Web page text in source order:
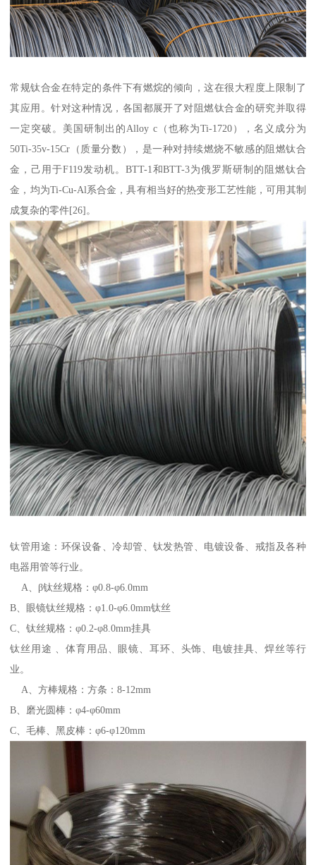
常规钛合金在特定的条件下有燃烷的倾向，这在很大程度上限制了
其应用。针对这种情况，各国都展开了对阻燃钛合金的研究并取得
一定突破。美国研制出的Alloy c（也称为Ti-1720），名义成分为
50Ti-35v-15Cr（质量分数），是一种对持续燃烧不敏感的阻燃钛合
金，己用于F119发动机。BTT-1和BTT-3为俄罗斯研制的阻燃钛合
金，均为Ti-Cu-Al系合金，具有相当好的热变形工艺性能，可用其制
成复杂的零件[26]。
钛管用途：环保设备、冷却管、钛发热管、电镀设备、戒指及各种
电器用管等行业。
A、β钛丝规格：φ0.8-φ6.0mm
B、眼镜钛丝规格：φ1.0-φ6.0mm钛丝
C、钛丝规格：φ0.2-φ8.0mm挂具
钛丝用途 、体育用品、眼镜、耳环、头饰、电镀挂具、焊丝等行
业。
A、方棒规格：方条：8-12mm
B、磨光圆棒：φ4-φ60mm
C、毛棒、黑皮棒：φ6-φ120mm